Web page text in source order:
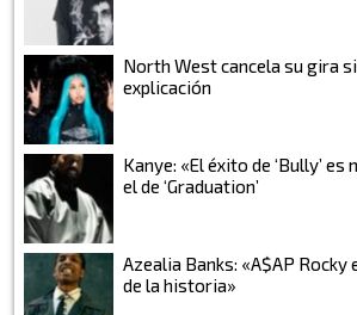
North West cancela su gira
explicación
Kanye: «El éxito de ‘Bully’
el de ‘Graduation’
Azealia Banks: «A$AP Rocky
de la historia»